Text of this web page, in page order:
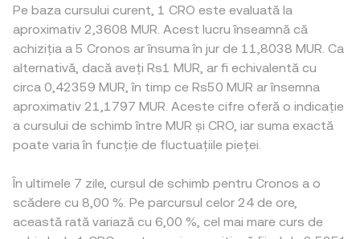
Pe baza cursului curent, 1 CRO este evaluată la
aproximativ 2,3608 MUR. Acest lucru înseamnă că
achiziția a 5 Cronos ar însuma în jur de 11,8038 MUR. Ca
alternativă, dacă aveți Rs1 MUR, ar fi echivalentă cu
circa 0,42359 MUR, în timp ce Rs50 MUR ar însemna
aproximativ 21,1797 MUR. Aceste cifre oferă o indicație
a cursului de schimb între MUR și CRO, iar suma exactă
poate varia în funcție de fluctuațiile pieței.
În ultimele 7 zile, cursul de schimb pentru Cronos a o
scădere cu 8,00 %. Pe parcursul celor 24 de ore,
această rată variază cu 6,00 %, cel mai mare curs de